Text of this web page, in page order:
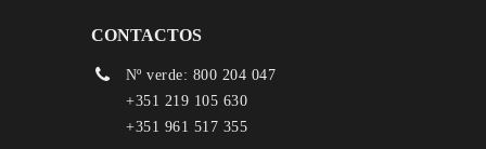
CONTACTOS
Nº verde: 800 204 047
+351 219 105 630
+351 961 517 355